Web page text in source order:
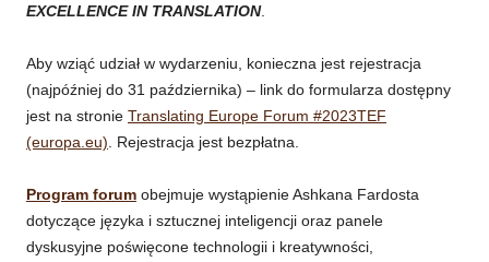
EXCELLENCE IN TRANSLATION.
Aby wziąć udział w wydarzeniu, konieczna jest rejestracja
(najpóźniej do 31 października) – link do formularza dostępny
jest na stronie Translating Europe Forum #2023TEF
(europa.eu) . Rejestracja jest bezpłatna.
Program forum obejmuje wystąpienie Ashkana Fardosta
dotyczące języka i sztucznej inteligencji oraz panele
dyskusyjne poświęcone technologii i kreatywności,